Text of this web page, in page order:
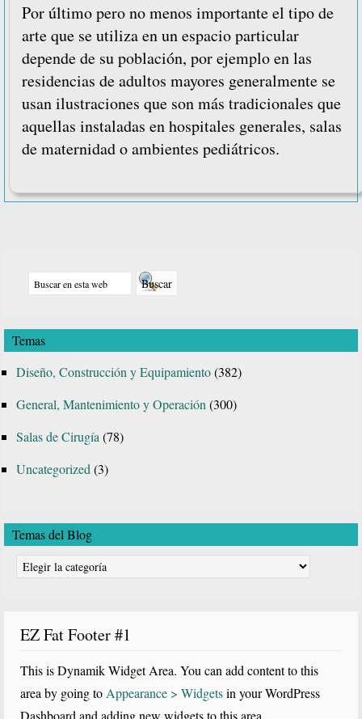
Por último pero no menos importante el tipo de
arte que se utiliza en un espacio particular
depende de su población, por ejemplo en las
residencias de adultos mayores generalmente se
usan ilustraciones que son más tradicionales que
aquellas instaladas en hospitales generales, salas
de maternidad o ambientes pediátricos.
lateral
web
Temas
Diseño, Construcción y Equipamiento(382)
General, Mantenimiento y Operación (300)
Salas de Cirugía (78)
Uncategorized (3)
Temas del Blog
Temas
del
EZ Fat Footer #1
This is Dynamik Widget Area. You can add content to this
area by going to Appearance > Widgetsin your WordPress
Dashboard and adding new widgets to this area.